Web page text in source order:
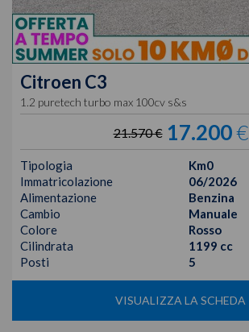
Citroen C3
1.2 puretech turbo max 100cv s&s
21.570 € 17.200€
Tipologia
Km0
Immatricolazione
06/2026
Alimentazione
Benzina
Cambio
Manuale
Colore
Rosso
Cilindrata
1199 cc
Posti
5
VISUALIZZA LA SCHEDA